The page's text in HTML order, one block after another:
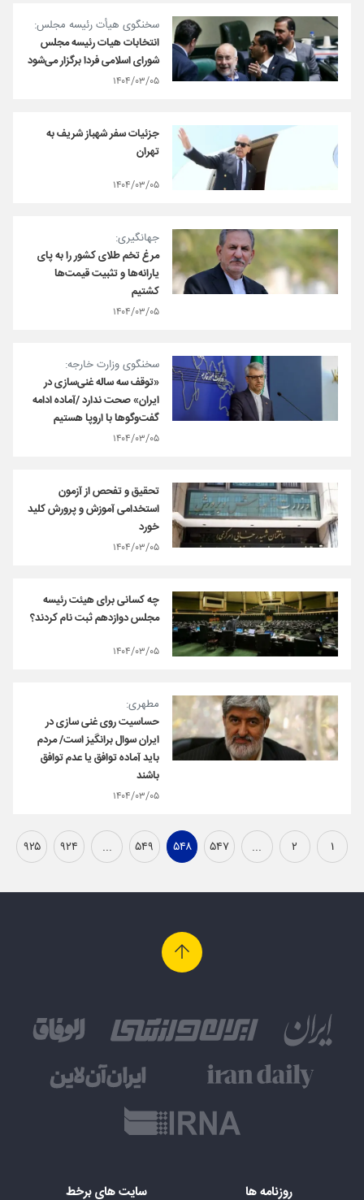
سخنگوی هیأت رئیسه مجلس:
انتخابات هیات رئیسه مجلس
شورای اسلامی فردا برگزار می‌شود
۱۴۰۴/۰۳/۰۵
جزئیات سفر شهباز شریف به
تهران
۱۴۰۴/۰۳/۰۵
جهانگیری:
مرغ تخم طلای کشور را به پای
یارانه‌ها و تثبیت قیمت‌ها
کشتیم
۱۴۰۴/۰۳/۰۵
سخنگوی وزارت خارجه:
«توقف سه ساله غنی‌سازی در
ایران» صحت ندارد /آماده ادامه
گفت‌وگوها با اروپا هستیم
۱۴۰۴/۰۳/۰۵
تحقیق و تفحص از آزمون
استخدامی آموزش و پرورش کلید
خورد
۱۴۰۴/۰۳/۰۵
چه کسانی برای هیئت رئیسه
مجلس دوازدهم ثبت نام کردند؟
۱۴۰۴/۰۳/۰۵
مطهری:
حساسیت روی غنی سازی در
ایران سوال برانگیز است/ مردم
باید آماده توافق یا عدم توافق
باشند
۱۴۰۴/۰۳/۰۵
۱ ۲ ... ۵۴۷ ۵۴۸ ۵۴۹ ... ۹۲۴ ۹۲۵
روزنامه ها سایت های برخط